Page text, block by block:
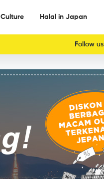
Culture Halal in Japan
Follow us